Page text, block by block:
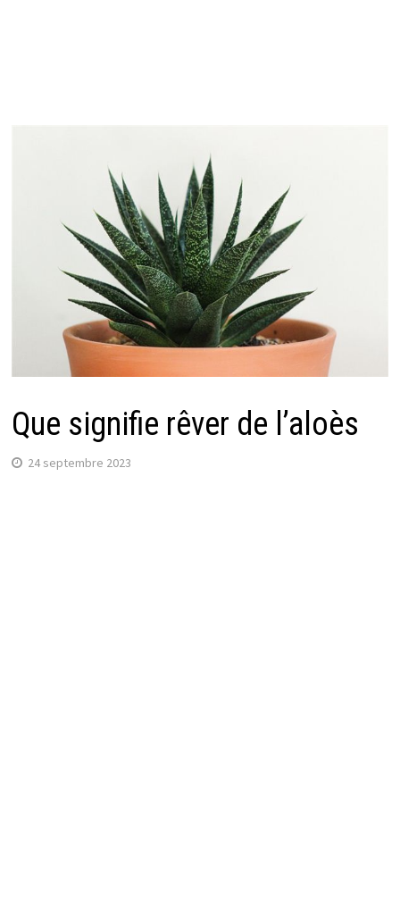
Que signifie rêver de l’aloès
24 septembre 2023